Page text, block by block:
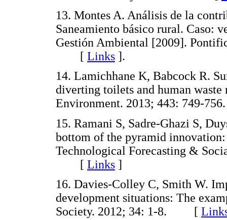
13. Montes A. Análisis de la
Saneamiento básico rural. Caso:
Gestión Ambiental [2009].
[ Links ].
14. Lamichhane K, Babcock R.
diverting toilets and human
Environment. 2013; 443:
15. Ramani S, Sadre-Ghazi S,
bottom of the pyramid
Technological Forecasting &
[ Links ]
16. Davies-Colley C, Smith W.
development situations: The
Society. 2012; 34: 1-8. [